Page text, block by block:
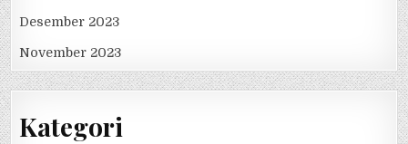
Desember 2023
November 2023
Kategori